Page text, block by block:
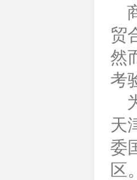
贸
然
考
天
委
区